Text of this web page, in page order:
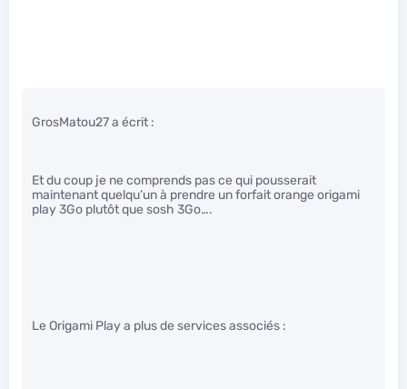
GrosMatou27 a écrit :
Et du coup je ne comprends pas ce qui pousserait
maintenant quelqu’un à prendre un forfait orange origami
play 3Go plutôt que sosh 3Go….
Le Origami Play a plus de services associés :